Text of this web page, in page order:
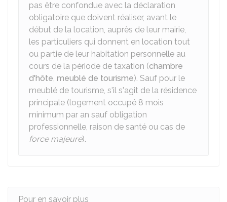
pas être confondue avec la déclaration
obligatoire que doivent réaliser, avant le
début de la location, auprès de leur mairie,
les particuliers qui donnent en location tout
ou partie de leur habitation personnelle au
cours de la période de taxation (chambre
d'hôte, meublé de tourisme). Sauf pour le
meublé de tourisme, s'il s'agit de la résidence
principale (logement occupé 8 mois
minimum par an sauf obligation
professionnelle, raison de santé ou cas de
force majeure).
Pour en savoir plus